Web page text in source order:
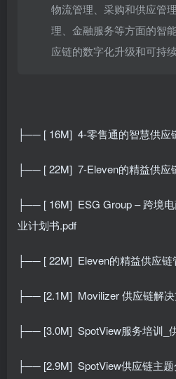
物流管理、采购和供应管
理、金融服务等方面的智
应链的数字化升级和可持续
├── [ 16M] 4-零售通的智慧供应
├── [ 22M] 7-Eleven的精益供应
├── [ 16M] ESG Group – 跨境
业计划书.pdf
├── [ 22M] Eleven的精益供应
├── [2.1M] Movilizer 供应链解
├── [3.0M] SpotView服务培训_
├── [2.9M] SpotView供应链主